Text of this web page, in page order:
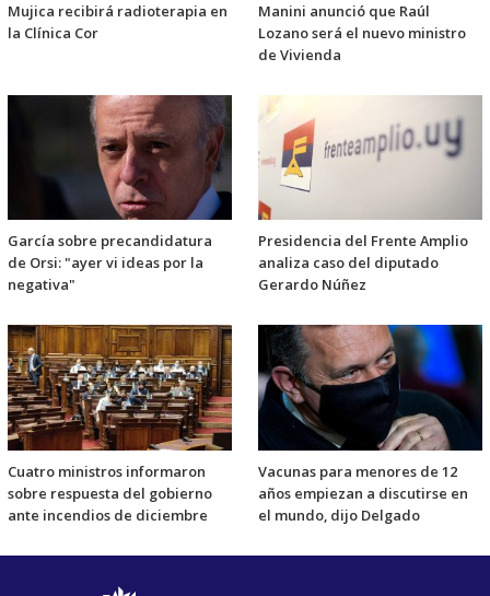
Mujica recibirá radioterapia en
la Clínica Cor
Manini anunció que Raúl
Lozano será el nuevo ministro
de Vivienda
García sobre precandidatura
de Orsi: "ayer vi ideas por la
negativa"
Presidencia del Frente Amplio
analiza caso del diputado
Gerardo Núñez
Cuatro ministros informaron
sobre respuesta del gobierno
ante incendios de diciembre
Vacunas para menores de 12
años empiezan a discutirse en
el mundo, dijo Delgado